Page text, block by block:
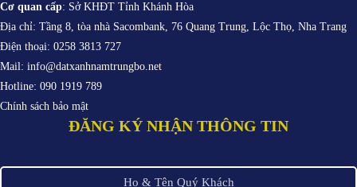
Cơ quan cấp: Sở KHĐT Tỉnh Khánh Hòa
Địa chỉ: Tầng 8, tòa nhà Sacombank, 76 Quang Trung, Lộc Thọ, Nha Trang
Điện thoại: 0258 3813 727
Mail: info@datxanhnamtrungbo.net
Hotline: 090 1919 789
Chính sách bảo mật
ĐĂNG KÝ NHẬN THÔNG TIN